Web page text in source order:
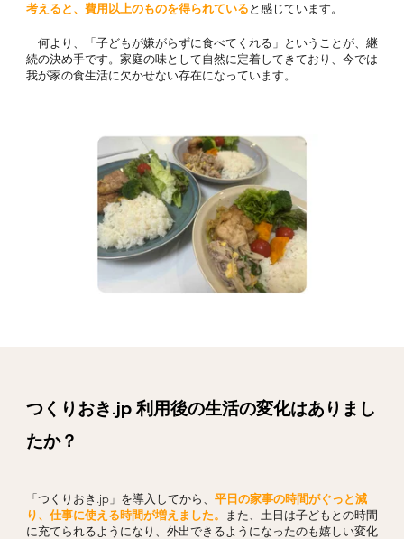
考えると、費用以上のものを得られている と感じています。
何より、「子どもが嫌がらずに食べてくれる」ということが、継
続の決め手です。家庭の味として自然に定着してきており、今では
我が家の食生活に欠かせない存在になっています。
つくりおき.jp 利用後の生活の変化はありまし
たか？
「つくりおき.jp」を導入してから、 平日の家事の時間がぐっと減
り、仕事に使える時間が増えました。
また、土日は子どもとの時間
に充てられるようになり、外出できるようになったのも嬉しい変化